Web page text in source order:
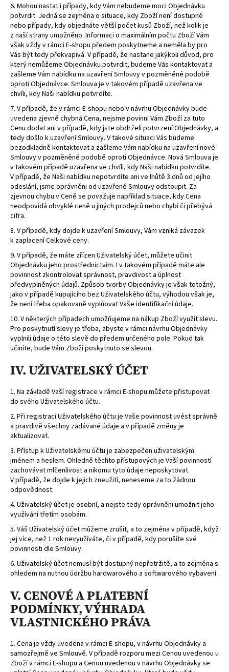
6. Mohou nastat i případy, kdy Vám nebudeme moci Objednávku
potvrdit. Jedná se zejména o situace, kdy Zboží není dostupné
nebo případy, kdy objednáte větší počet kusů Zboží, než kolik je
z naší strany umožněno. Informaci o maximálním počtu Zboží Vám
však vždy v rámci E-shopu předem poskytneme a neměla by pro
Vás být tedy překvapivá. V případě, že nastane jakýkoli důvod, pro
který nemůžeme Objednávku potvrdit, budeme Vás kontaktovat a
zašleme Vám nabídku na uzavření Smlouvy v pozměněné podobě
oproti Objednávce. Smlouva je v takovém případě uzavřena ve
chvíli, kdy Naši nabídku potvrdíte.
7. V případě, že v rámci E-shopu nebo v návrhu Objednávky bude
uvedena zjevně chybná Cena, nejsme povinni Vám Zboží za tuto
Cenu dodat ani v případě, kdy jste obdrželi potvrzení Objednávky, a
tedy došlo k uzavření Smlouvy. V takové situaci Vás budeme
bezodkladně kontaktovat a zašleme Vám nabídku na uzavření nové
Smlouvy v pozměněné podobě oproti Objednávce. Nová Smlouva je
v takovém případě uzavřena ve chvíli, kdy Naši nabídku potvrdíte.
V případě, že Naši nabídku nepotvrdíte ani ve lhůtě 3 dnů od jejího
odeslání, jsme oprávněni od uzavřené Smlouvy odstoupit. Za
zjevnou chybu v Ceně se považuje například situace, kdy Cena
neodpovídá obvyklé ceně u jiných prodejců nebo chybí či přebývá
cifra.
8. V případě, kdy dojde k uzavření Smlouvy, Vám vzniká závazek
k zaplacení Celkové ceny.
9. V případě, že máte zřízen Uživatelský účet, můžete učinit
Objednávku jeho prostřednictvím. I v takovém případě máte ale
povinnost zkontrolovat správnost, pravdivost a úplnost
předvyplněných údajů. Způsob tvorby Objednávky je však totožný,
jako v případě kupujícího bez Uživatelského účtu, výhodou však je,
že není třeba opakovaně vyplňovat Vaše identifikační údaje.
10. V některých případech umožňujeme na nákup Zboží využít slevu.
Pro poskytnutí slevy je třeba, abyste v rámci návrhu Objednávky
vyplnili údaje o této slevě do předem určeného pole. Pokud tak
učiníte, bude Vám Zboží poskytnuto se slevou.
IV. UŽIVATELSKÝ ÚČET
1. Na základě Vaší registrace v rámci E-shopu můžete přistupovat
do svého Uživatelského účtu.
2. Při registraci Uživatelského účtu je Vaše povinnost uvést správně
a pravdivě všechny zadávané údaje a v případě změny je
aktualizovat.
3. Přístup k Uživatelskému účtu je zabezpečen uživatelským
jménem a heslem. Ohledně těchto přístupových je Vaší povinností
zachovávat mlčenlivost a nikomu tyto údaje neposkytovat.
V případě, že dojde k jejich zneužití, neneseme za to žádnou
odpovědnost.
4. Uživatelský účet je osobní, a nejste tedy oprávněni umožnit jeho
využívání třetím osobám.
5. Váš Uživatelský účet můžeme zrušit, a to zejména v případě, když
jej více, než 1 rok nevyužíváte, či v případě, kdy porušíte své
povinnosti dle Smlouvy.
6. Uživatelský účet nemusí být dostupný nepřetržitě, a to zejména s
ohledem na nutnou údržbu hardwarového a softwarového vybavení.
V. CENOVÉ A PLATEBNÍ
PODMÍNKY, VÝHRADA
VLASTNICKÉHO PRÁVA
1. Cena je vždy uvedena v rámci E-shopu, v návrhu Objednávky a
samozřejmě ve Smlouvě. V případě rozporu mezi Cenou uvedenou u
Zboží v rámci E-shopu a Cenou uvedenou v návrhu Objednávky se